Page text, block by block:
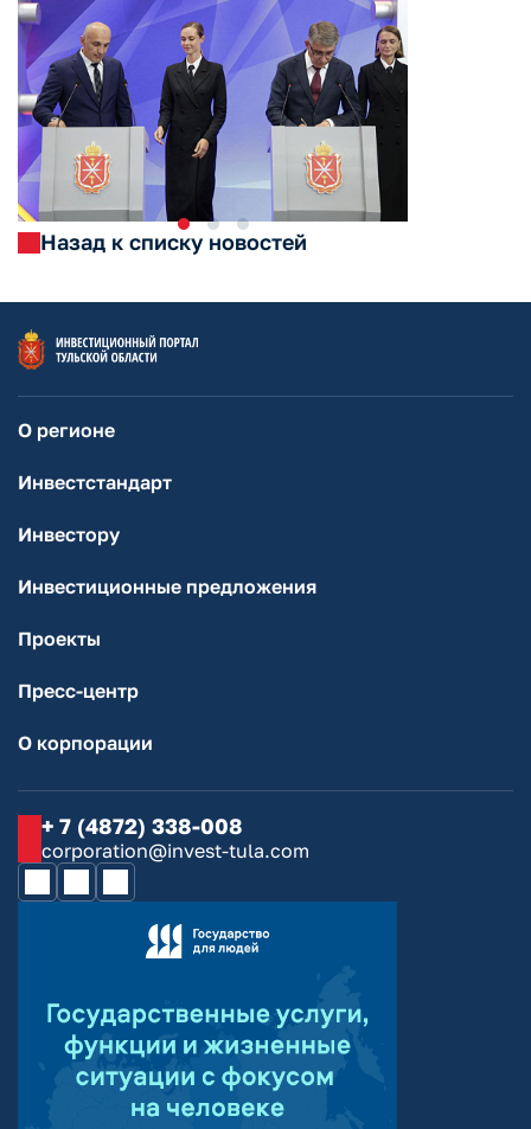
Назад к списку новостей
О регионе
Инвестстандарт
Инвестору
Инвестиционные предложения
Проекты
Пресс-центр
О корпорации
+ 7 (4872) 338-008
corporation@invest-tula.com